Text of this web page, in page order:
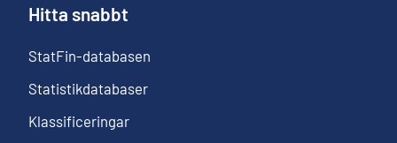
Hitta snabbt
StatFin-databasen
Statistikdatabaser
Klassificeringar